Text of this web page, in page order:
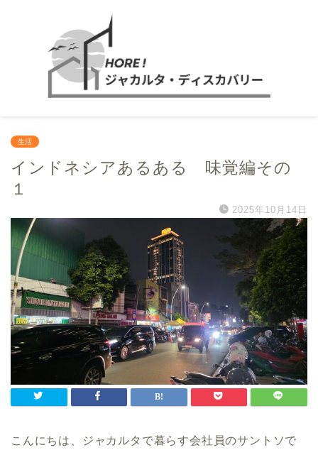
生活
インドネシアあるある 味覚編その
１
2025年10月14日
こんにちは、ジャカルタで暮らす会社員のサントソで